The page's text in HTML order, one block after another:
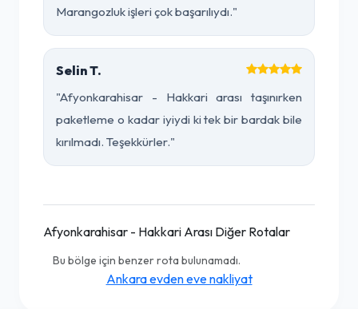
Marangozluk işleri çok başarılıydı."
Selin T.
"Afyonkarahisar - Hakkari arası taşınırken
paketleme o kadar iyiydi ki tek bir bardak bile
kırılmadı. Teşekkürler."
Afyonkarahisar - Hakkari Arası Diğer Rotalar
Bu bölge için benzer rota bulunamadı.
Ankara evden eve nakliyat